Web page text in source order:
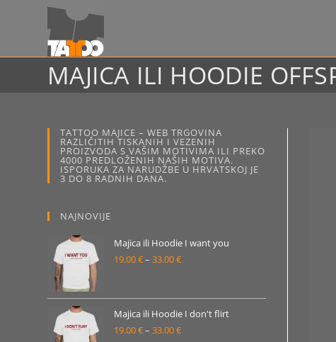
MAJICA ILI HOODIE
TATTOO MAJICE – WEB TRGOVINA
RAZLIČITIH TISKANIH I VEZENIH
PROIZVODA S VAŠIM MOTIVIMA ILI PREKO
4000 PREDLOŽENIH NAŠIH MOTIVA.
ISPORUKA ZA NARUDŽBE U HRVATSKOJ JE
3 DO 8 RADNIH DANA.
NAJNOVIJE
Majica ili Hoodie I want you
19.00€– 33.00€Raspon
od
19.00 €
do
Majica ili Hoodie I don't flirt
19.00€– 33.00€Raspon